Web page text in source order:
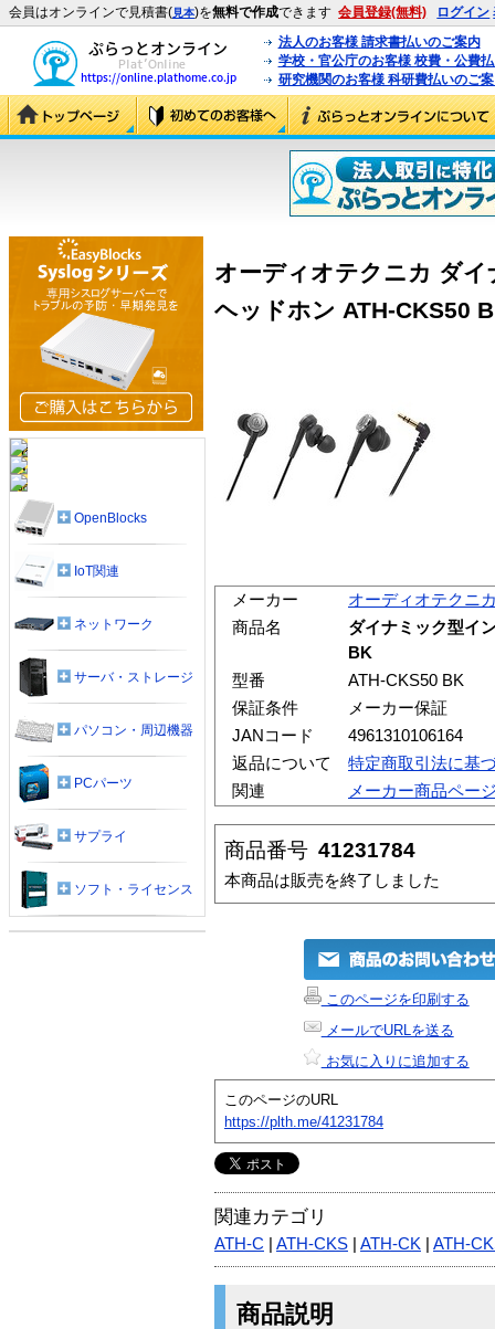
会員はオンラインで見積書(見本)を無料で作成できます 会員登録(無料) ログイン
法人のお客様 請求書払いのご案内
学校・官公庁のお客様 校費・公費
研究機関のお客様 科研費払いのご
オーディオテクニカ ダ
ヘッドホン ATH-CKS50
メーカー
オーディオテクニ
商品名
ダイナミック型イ
BK
型番
ATH-CKS50 BK
保証条件
メーカー保証
JANコード
4961310106164
返品について
特定商取引法に基
関連
メーカー商品ペー
商品番号 41231784
本商品は販売を終了しました
このページを印刷する
メールでURLを送る
お気に入りに追加する
このページのURL
https://plth.me/41231784
関連カテゴリ
ATH-C ATH-CKS ATH-CK ATH-
商品説明
OpenBlocks
IoT関連
ネットワーク
サーバ・ストレージ
パソコン・周辺機器
PCパーツ
サプライ
ソフト・ライセンス